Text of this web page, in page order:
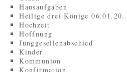
Hausaufgaben
Heilige drei Könige 06.01.20..
Hochzeit
Hoffnung
Junggesellenabschied
Kinder
Kommunion
Konfirmation